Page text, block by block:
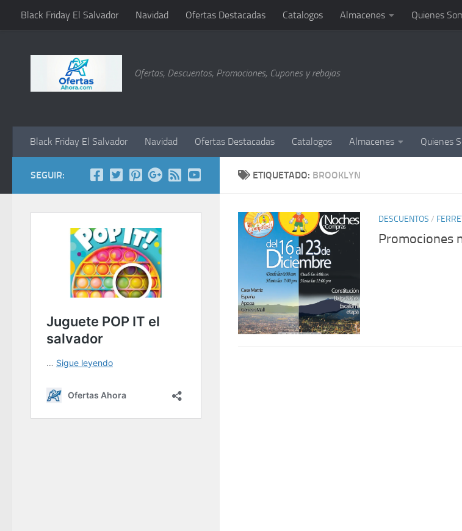
Saltar al contenido
Black Friday El Salvador Navidad Ofertas Destacadas Catalogos Almacenes Quienes
Ofertas, Descuentos, Promociones, Cupones y rebajas
Black Friday El Salvador Navidad Ofertas Destacadas Catalogos Almacenes Quienes
ETIQUETADO: BROOKLYN
DESCUENTOS /
Promociones
SEGUIR: